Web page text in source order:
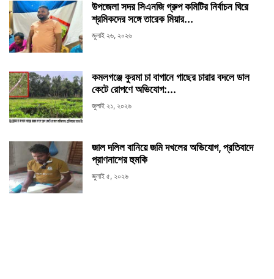
উপজেলা সদর সিএনজি গ্রুপ কমিটির নির্বাচন ঘিরে
শ্রমিকদের সঙ্গে তারেক মিয়ার...
জুলাই ২৬, ২০২৬
কমলগঞ্জে কুরমা চা বাগানে গাছের চারার বদলে ডাল
কেটে রোপণে অভিযোগ:...
জুলাই ২১, ২০২৬
জাল দলিল বানিয়ে জমি দখলের অভিযোগ, প্রতিবাদে
প্রাণনাশের হুমকি
জুলাই ৫, ২০২৬